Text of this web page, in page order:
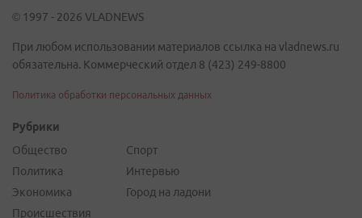
© 1997 - 2026 VLADNEWS
При любом использовании материалов ссылка на vladnews.ru
обязательна. Коммерческий отдел 8 (423) 249-8800
Политика обработки персональных данных
Рубрики
Общество
Политика
Экономика
Происшествия
Спорт
Интервью
Город на ладони